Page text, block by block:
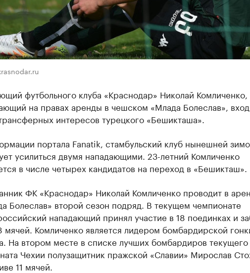
футбольного клуба «Краснодар» Николай Комличенко,
на правах аренды в чешском «Млада Болеслав»,
интересов турецкого «Бешикташа».
портала Fanatik, стамбульский клуб нынешней
усилиться двумя нападающими. 23-летний Комличенко
в числе четырех кандидатов на переход в «Бешикташ».
ФК «Краснодар» Николай Комличенко проводит в
Болеслав» второй сезон подряд. В текущем чемпионате
нападающий принял участие в 18 поединках и
мячей. Комличенко является лидером бомбардирской
На втором месте в списке лучших бомбардиров текущего
Чехии полузащитник пражской «Славии» Мирослав
11 мячей.